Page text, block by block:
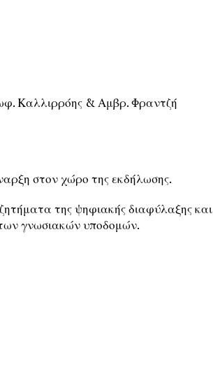
Καλλιρρόης & Αμβρ. Φραντζή
στον χώρο της εκδήλωσης.
της ψηφιακής διαφύλαξης και
γνωσιακών υποδομών.